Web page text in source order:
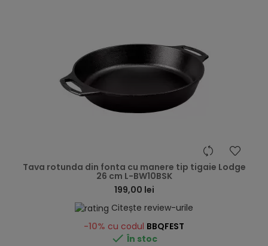
Tava rotunda din fonta cu manere tip tigaie Lodge
26 cm L-BW10BSK
199,00 lei
Citește review-urile
-10% cu codul BBQFEST
 În stoc